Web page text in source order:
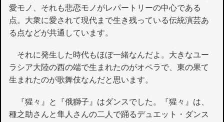
愛モノ、それも悲恋モノがレパートリーの中心である
点。大衆に愛されて現代まで生き残っている伝統演芸あ
る点などが共通しています。
それに発生した時代もほぼ一緒なんだよ。大きなユー
ラシア大陸の西の端で生まれたのがオペラで、東の果て
生まれたのが歌舞伎なんだと思います。
『猩々』と『俄獅子』はダンスでした。『猩々』は、
種之助さんと隼人さんの二人で踊るデュエット・ダンス